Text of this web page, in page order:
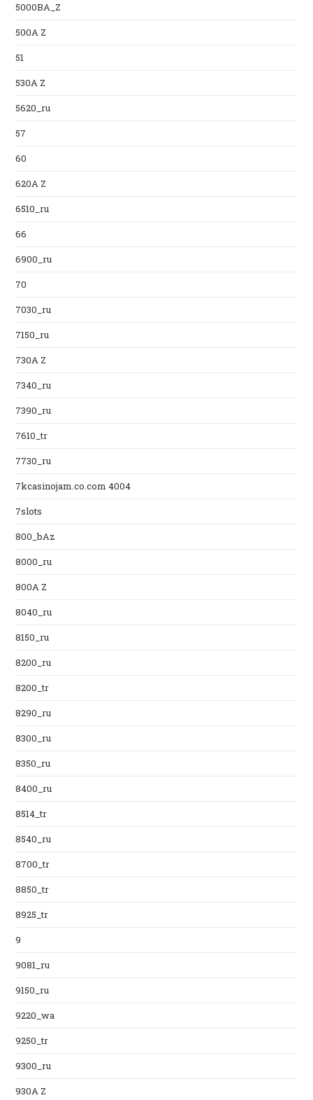
5000BA_Z
500A Z
51
530A Z
5620_ru
57
60
620A Z
6510_ru
66
6900_ru
70
7030_ru
7150_ru
730A Z
7340_ru
7390_ru
7610_tr
7730_ru
7kcasinojam.co.com 4004
7slots
800_bAz
8000_ru
800A Z
8040_ru
8150_ru
8200_ru
8200_tr
8290_ru
8300_ru
8350_ru
8400_ru
8514_tr
8540_ru
8700_tr
8850_tr
8925_tr
9
9081_ru
9150_ru
9220_wa
9250_tr
9300_ru
930A Z